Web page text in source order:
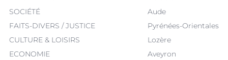
SOCIÉTÉ
FAITS-DIVERS / JUSTICE
CULTURE & LOISIRS
ECONOMIE
Aude
Pyrénées-Orientales
Lozère
Aveyron